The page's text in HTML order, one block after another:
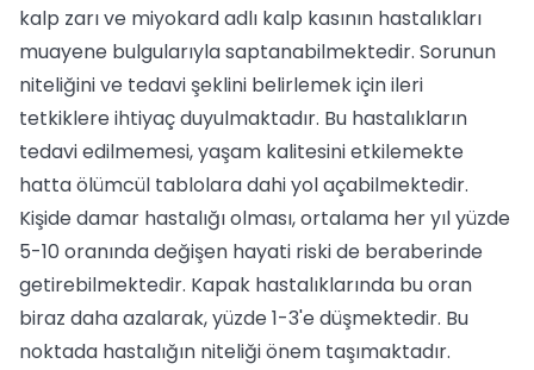
kalp zarı ve miyokard adlı kalp kasının hastalıkları
muayene bulgularıyla saptanabilmektedir. Sorunun
niteliğini ve tedavi şeklini belirlemek için ileri
tetkiklere ihtiyaç duyulmaktadır. Bu hastalıkların
tedavi edilmemesi, yaşam kalitesini etkilemekte
hatta ölümcül tablolara dahi yol açabilmektedir.
Kişide damar hastalığı olması, ortalama her yıl yüzde
5-10 oranında değişen hayati riski de beraberinde
getirebilmektedir. Kapak hastalıklarında bu oran
biraz daha azalarak, yüzde 1-3'e düşmektedir. Bu
noktada hastalığın niteliği önem taşımaktadır.